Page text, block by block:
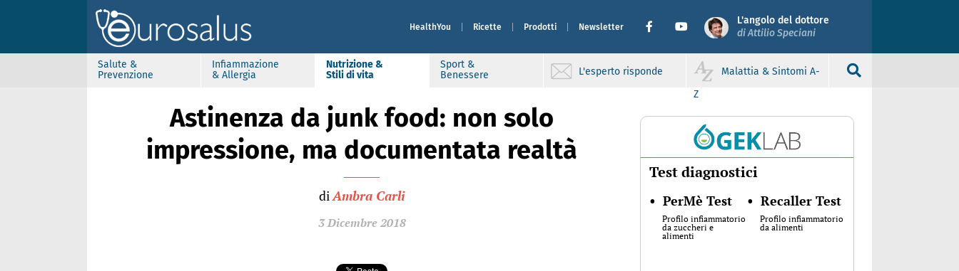
HealthYou Ricette Prodotti Newsletter
L'angolo del dottore
di Attilio Speciani
Salute &
Prevenzione
Infiammazione
& Allergia
Nutrizione &
Stili di vita
Sport &
Benessere
L'esperto risponde
Malattia & Sintomi A-
Z
Astinenza da junk food: non solo
impressione, ma documentata realtà
diAmbra Carli
3 Dicembre 2018
Test diagnostici
• PerMè Test
Profilo infiammatorio
da zuccheri e
alimenti
• Recaller Test
Profilo infiammatorio
da alimenti